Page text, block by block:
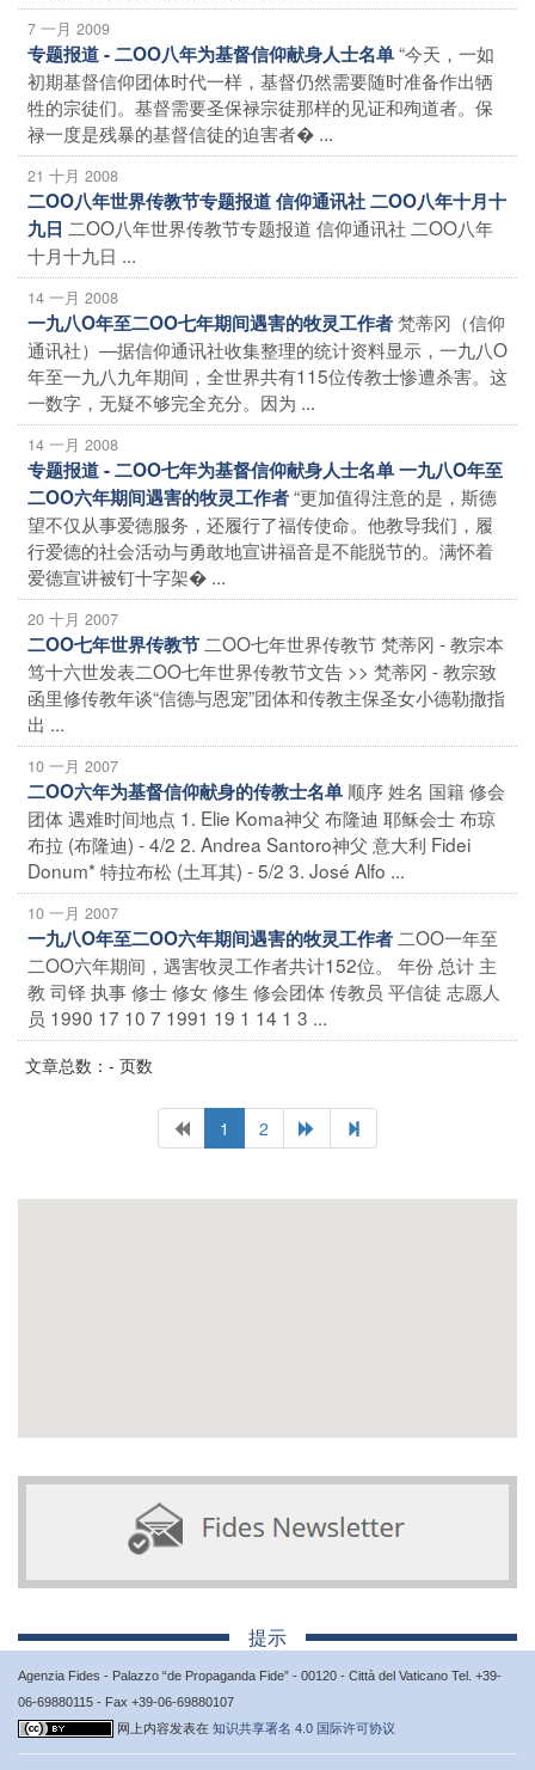
7 一月 2009
专题报道 - 二OO八年为基督信仰献身人士名单“今天，一如
初期基督信仰团体时代一样，基督仍然需要随时准备作出牺
牲的宗徒们。基督需要圣保禄宗徒那样的见证和殉道者。保
禄一度是残暴的基督信徒的迫害者� ...
21 十月 2008
二OO八年世界传教节专题报道 信仰通讯社 二OO八年十月十
九日 二OO八年世界传教节专题报道 信仰通讯社 二OO八年
十月十九日 ...
14 一月 2008
一九八O年至二OO七年期间遇害的牧灵工作者梵蒂冈（信仰
通讯社）―据信仰通讯社收集整理的统计资料显示，一九八O
年至一九八九年期间，全世界共有115位传教士惨遭杀害。这
一数字，无疑不够完全充分。因为 ...
14 一月 2008
专题报道 - 二OO七年为基督信仰献身人士名单 一九八O年至
二OO六年期间遇害的牧灵工作者“更加值得注意的是，斯德
望不仅从事爱德服务，还履行了福传使命。他教导我们，履
行爱德的社会活动与勇敢地宣讲福音是不能脱节的。满怀着
爱德宣讲被钉十字架� ...
20 十月 2007
二OO七年世界传教节 二OO七年世界传教节 梵蒂冈 - 教宗本
笃十六世发表二OO七年世界传教节文告 >> 梵蒂冈 - 教宗致
函里修传教年谈“信德与恩宠”团体和传教主保圣女小德勒撒指
出 ...
10 一月 2007
二OO六年为基督信仰献身的传教士名单 顺序 姓名 国籍 修会
团体 遇难时间地点 1. Elie Koma神父 布隆迪 耶稣会士 布琼
布拉 (布隆迪) - 4/2 2. Andrea Santoro神父 意大利 Fidei
Donum* 特拉布松 (土耳其) - 5/2 3. José Alfo ...
10 一月 2007
一九八O年至二OO六年期间遇害的牧灵工作者 二OO一年至
二OO六年期间，遇害牧灵工作者共计152位。 年份 总计 主
教 司铎 执事 修士 修女 修生 修会团体 传教员 平信徒 志愿人
员 1990 17 10 7 1991 19 1 14 1 3 ...
文章总数：- 页数
1 2
提示
Agenzia Fides - Palazzo “de Propaganda Fide” - 00120 - Città del Vaticano Tel. +39-
06-69880115 - Fax +39-06-69880107
网上内容发表在 知识共享署名 4.0 国际许可协议